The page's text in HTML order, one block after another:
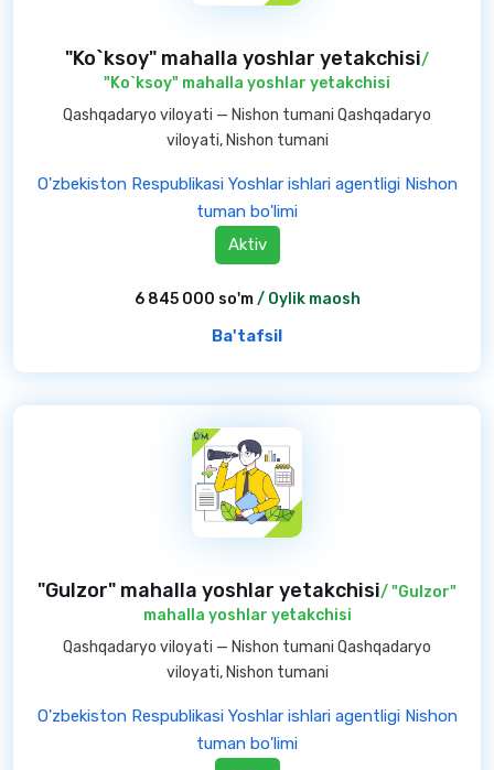
"Ko`ksoy" mahalla yoshlar yetakchisi/
"Ko`ksoy" mahalla yoshlar yetakchisi
Qashqadaryo viloyati — Nishon tumani Qashqadaryo
viloyati, Nishon tumani
O'zbekiston Respublikasi Yoshlar ishlari agentligi Nishon
tuman bo'limi
Aktiv
6 845 000 so'm/ Oylik maosh
Ba'tafsil
"Gulzor" mahalla yoshlar yetakchisi/ "Gulzor"
mahalla yoshlar yetakchisi
Qashqadaryo viloyati — Nishon tumani Qashqadaryo
viloyati, Nishon tumani
O'zbekiston Respublikasi Yoshlar ishlari agentligi Nishon
tuman bo'limi